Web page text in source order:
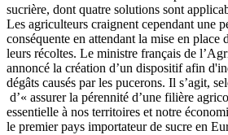
sucrière, dont quatre solutions sont
Les agriculteurs craignent cependant une
conséquente en attendant la mise en place
leurs récoltes. Le ministre français de
annoncé la création d’un dispositif afin
dégâts causés par les pucerons. Il s’agit,
d’« assurer la pérennité d’une filière
essentielle à nos territoires et notre
le premier pays importateur de sucre en